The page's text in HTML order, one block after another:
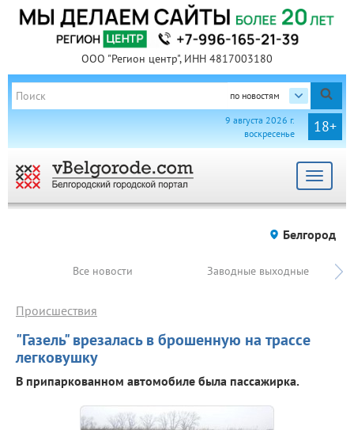
ООО "Регион центр", ИНН 4817003180
по новостям
18+
9 августа 2026 г.
воскресенье
Toggle
Белгород
Все новости Заводные выходные
"Газель" врезалась в брошенную на трассе
легковушку
Происшествия
В припаркованном автомобиле была пассажирка.